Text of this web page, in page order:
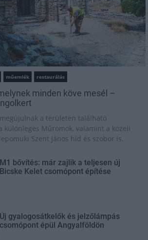
műemlék restaurálás
minden köve mesél –
a területen található
különleges Műromok, valamint a közeli
Szent János híd és szobor is.
M1 bővítés: már zajlik a teljesen új
Bicske Kelet csomópont építése
Új gyalogosátkelők és jelzőlámpás
csomópont épül Angyalföldön